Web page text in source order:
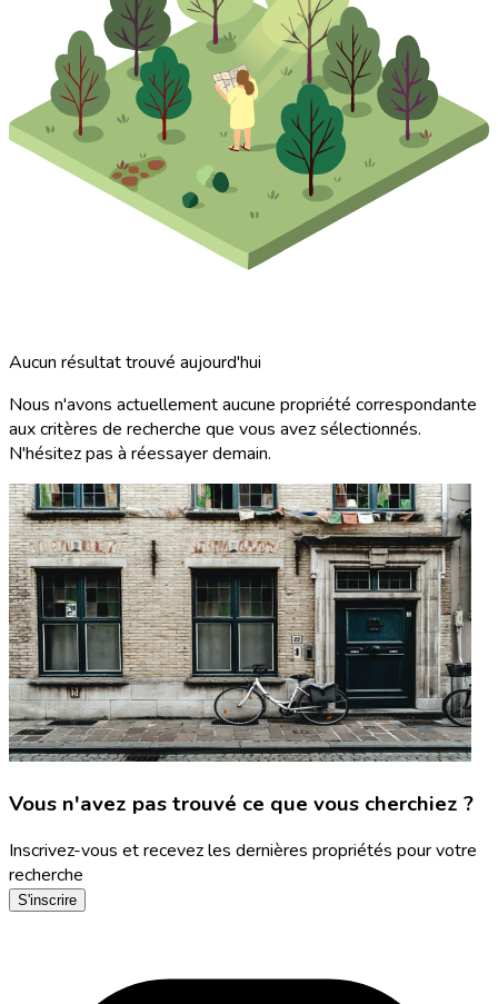
Aucun résultat trouvé aujourd'hui
Nous n'avons actuellement aucune propriété correspondante
aux critères de recherche que vous avez sélectionnés.
N'hésitez pas à réessayer demain.
Vous n'avez pas trouvé ce que vous cherchiez ?
Inscrivez-vous et recevez les dernières propriétés pour votre
recherche
S'inscrire